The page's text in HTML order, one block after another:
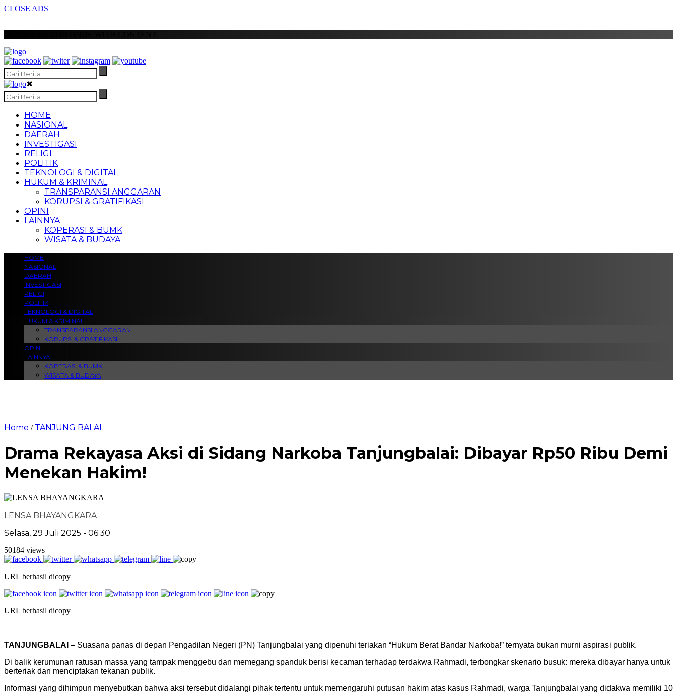
CLOSE ADS
✖
HOME
NASIONAL
DAERAH
INVESTIGASI
RELIGI
POLITIK
TEKNOLOGI & DIGITAL
HUKUM & KRIMINAL
TRANSPARANSI ANGGARAN
KORUPSI & GRATIFIKASI
OPINI
LAINNYA
KOPERASI & BUMK
WISATA & BUDAYA
HOME
NASIONAL
DAERAH
INVESTIGASI
RELIGI
POLITIK
TEKNOLOGI & DIGITAL
HUKUM & KRIMINAL
TRANSPARANSI ANGGARAN
KORUPSI & GRATIFIKASI
OPINI
LAINNYA
KOPERASI & BUMK
WISATA & BUDAYA
Home / TANJUNG BALAI
Drama Rekayasa Aksi di Sidang Narkoba Tanjungbalai: Dibayar Rp50 Ribu Demi
Menekan Hakim!
LENSA BHAYANGKARA
Selasa, 29 Juli 2025 - 06:30
50184 views
URL berhasil dicopy
URL berhasil dicopy
TANJUNGBALAI – Suasana panas di depan Pengadilan Negeri (PN) Tanjungbalai yang dipenuhi teriakan “Hukum Berat Bandar Narkoba!” ternyata bukan murni aspirasi publik.
Di balik kerumunan ratusan massa yang tampak menggebu dan memegang spanduk berisi kecaman terhadap terdakwa Rahmadi, terbongkar skenario busuk: mereka dibayar hanya untuk
berteriak dan menciptakan tekanan publik.
Informasi yang dihimpun menyebutkan bahwa aksi tersebut didalangi pihak tertentu untuk memengaruhi putusan hakim atas kasus Rahmadi, warga Tanjungbalai yang didakwa memiliki 10